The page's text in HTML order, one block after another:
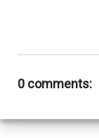
0 comments: